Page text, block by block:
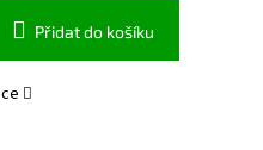
Přidat do košíku